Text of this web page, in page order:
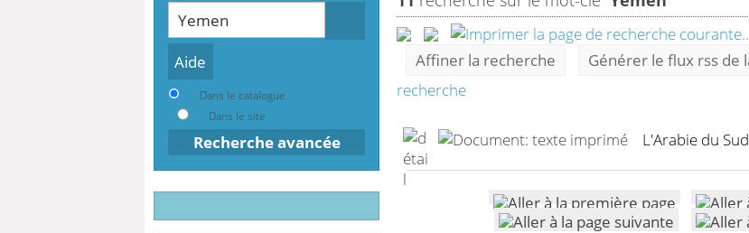
Affiner la recherche Générer le flux rss de
recherche
L'Arabie du
Recherche
Dans le catalogue
Dans le site
Recherche avancée